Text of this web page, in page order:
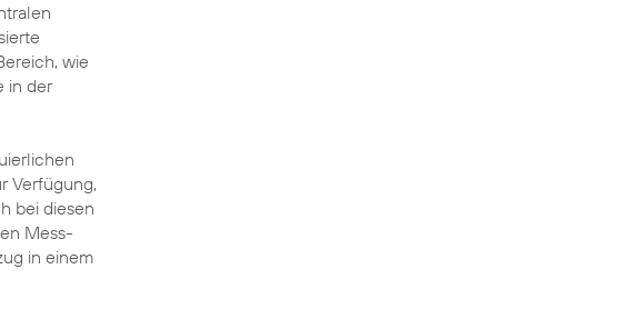
wie
in der
Verfügung,
bei diesen
Mess-
in einem